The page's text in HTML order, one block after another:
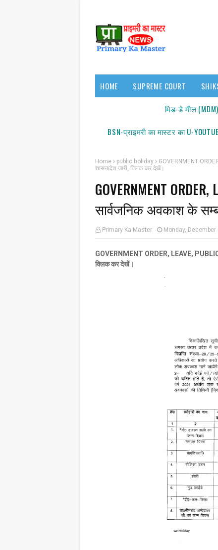
HOME SUPREME COURT
मिड-डे मील (MDM)
BSN-प्राइमरी का मास्टर का U-
Home public holiday
GOVERNMENT
शासनादेश जारी, क्लिक कर देखें।
GOVERNMENT
सार्वजनिक अवकाश के
Primary Ka Master Monday, December
GOVERNMENT ORDER, LEAVE,
क्लिक कर देखें।